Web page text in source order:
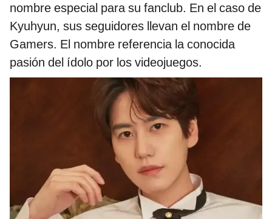
nombre especial para su fanclub. En el caso de
Kyuhyun, sus seguidores llevan el nombre de
Gamers. El nombre referencia la conocida
pasión del ídolo por los videojuegos.